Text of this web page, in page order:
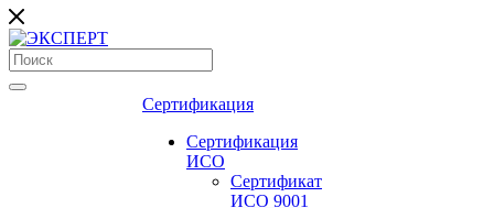
Сертификация
Сертификация
ИСО
Сертификат
ИСО 9001